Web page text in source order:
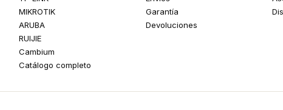
MIKROTIK
ARUBA
RUIJIE
Cambium
Catálogo completo
Garantía
Devoluciones